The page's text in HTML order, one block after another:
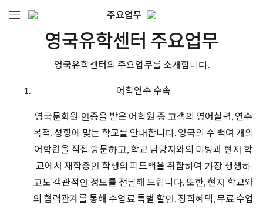
주요업무
영국유학센터 주요업무
영국유학센터의 주요업무를 소개합니다.
어학연수 수속
영국문화원 인증을 받은 어학원 중 고객의 영어실력, 연수
목적, 성향에 맞는 학교를 안내합니다. 영국의 수 백여 개의
어학원을 직접 방문하고, 학교 담당자와의 미팅과 현지 학
교에서 재학중인 학생의 피드백을 취합하여 가장 생생하
고도 객관적인 정보를 전달해 드립니다. 또한, 현지 학교와
의 협력관계를 통해 수업료 특별 할인, 장학혜택, 무료 수업